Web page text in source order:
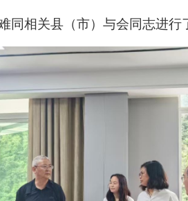
同相关县（市）与会同志进行